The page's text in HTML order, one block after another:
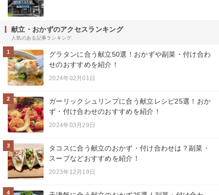
献立・おかずのアクセスランキング
人気のある記事ランキング
1
グラタンに合う献立50選！おかずや副菜・付け合わ
せのおすすめを紹介！
2024年02月01日
2
ガーリックシュリンプに合う献立レシピ25選！おか
ず・付け合わせのおすすめを紹介！
2024年03月29日
3
タコスに合う献立のおかず・付け合わせは？副菜・
スープなどおすすめを紹介！
2023年12月19日
4